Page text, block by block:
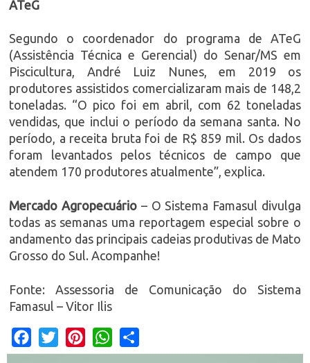
ATeG
Segundo o coordenador do programa de ATeG
(Assistência Técnica e Gerencial) do Senar/MS em
Piscicultura, André Luiz Nunes, em 2019 os
produtores assistidos comercializaram mais de 148,2
toneladas. “O pico foi em abril, com 62 toneladas
vendidas, que inclui o período da semana santa. No
período, a receita bruta foi de R$ 859 mil. Os dados
foram levantados pelos técnicos de campo que
atendem 170 produtores atualmente”, explica.
Mercado Agropecuário– O Sistema Famasul divulga
todas as semanas uma reportagem especial sobre o
andamento das principais cadeias produtivas de Mato
Grosso do Sul. Acompanhe!
Fonte: Assessoria de Comunicação do Sistema
Famasul – Vitor Ilis
Facebook
Twitter PinterestWhatsApp